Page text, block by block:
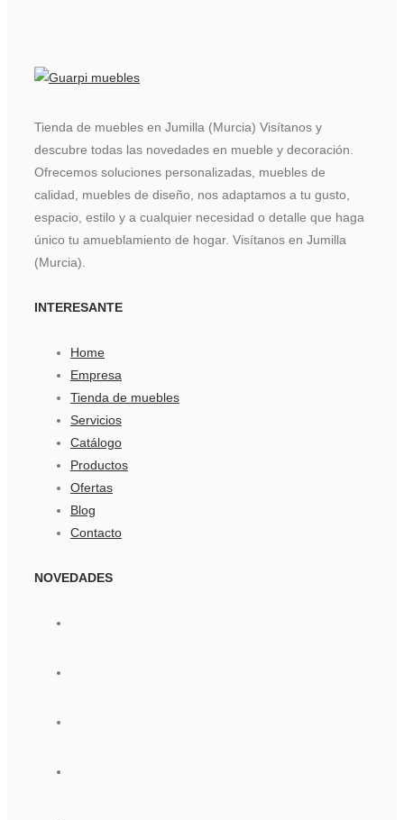
Tienda de muebles en Jumilla (Murcia) Visítanos y
descubre todas las novedades en mueble y decoración.
Ofrecemos soluciones personalizadas, muebles de
calidad, muebles de diseño, nos adaptamos a tu gusto,
espacio, estilo y a cualquier necesidad o detalle que haga
único tu amueblamiento de hogar. Visítanos en Jumilla
(Murcia).
INTERESANTE
Home
Empresa
Tienda de muebles
Servicios
Catálogo
Productos
Ofertas
Blog
Contacto
NOVEDADES